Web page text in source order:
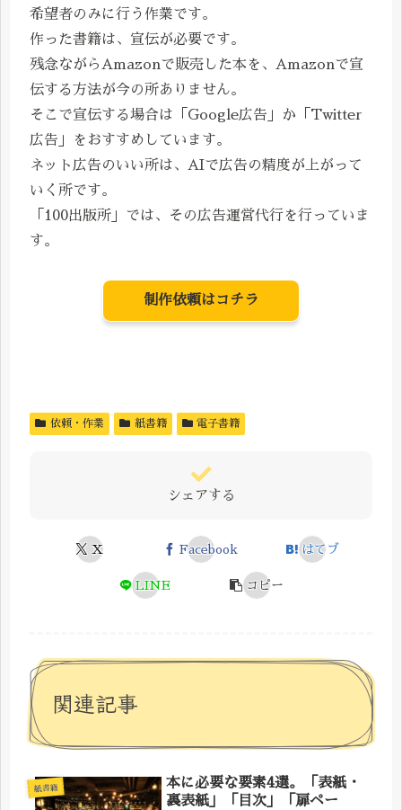
希望者のみに行う作業です。
作った書籍は、宣伝が必要です。
残念ながらAmazonで販売した本を、Amazonで宣
伝する方法が今の所ありません。
そこで宣伝する場合は「Google広告」か「Twitter
広告」をおすすめしています。
ネット広告のいい所は、AIで広告の精度が上がって
いく所です。
「100出版所」では、その広告運営代行を行っていま
す。
制作依頼はコチラ
依頼・作業 紙書籍 電子書籍
シェアする
X Facebook はてブ
LINE コピー
関連記事
紙書籍
本に必要な要素4選。「表紙・
裏表紙」「目次」「扉ペー